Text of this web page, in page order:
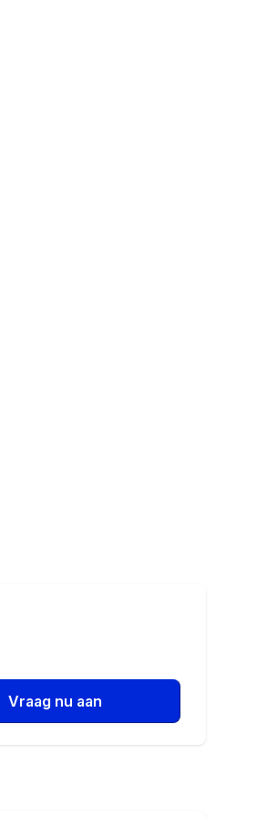
Vraag nu aan